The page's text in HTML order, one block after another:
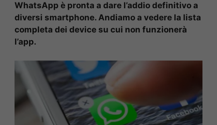
WhatsApp è pronta a dare l’addio definitivo a
diversi smartphone. Andiamo a vedere la lista
completa dei device su cui non funzionerà
l’app.